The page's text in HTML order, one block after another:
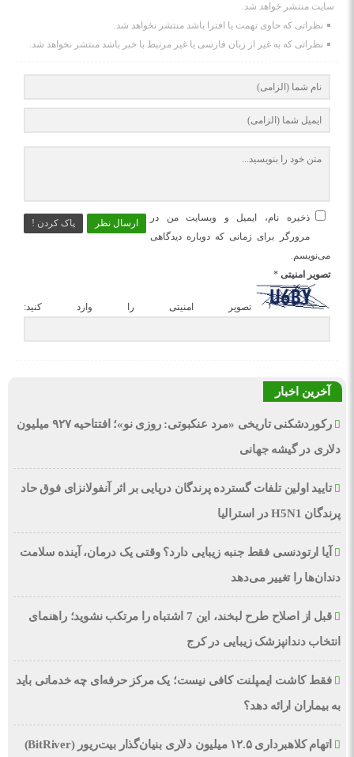
سایت منتشر خواهد شد.
نظراتی که حاوی تهمت یا افترا باشد منتشر نخواهد شد.
نظراتی که به غیر از زبان فارسی یا غیر مرتبط با خبر باشد منتشر نخواهد شد.
ارسال نظر پاک کردن !
ذخیره نام، ایمیل و وبسایت من در
مرورگر برای زمانی که دوباره دیدگاهی
می‌نویسم.
تصویر امنیتی *
تصویر امنیتی را وارد کنید:
آخرین اخبار
رکوردشکنی تاریخی «مرد عنکبوتی: روزی نو»؛ افتتاحیه ۹۲۷ میلیون
دلاری در گیشه جهانی
تایید اولین تلفات گسترده پرندگان دریایی بر اثر آنفولانزای فوق حاد
پرندگان H5N1 در استرالیا
آیا ارتودنسی فقط جنبه زیبایی دارد؟ وقتی یک درمان، آینده سلامت
دندان‌ها را تغییر می‌دهد
قبل از اصلاح طرح لبخند، این 7 اشتباه را مرتکب نشوید؛ راهنمای
انتخاب دندانپزشک زیبایی در کرج
فقط کاشت ایمپلنت کافی نیست؛ یک مرکز حرفه‌ای چه خدماتی باید
به بیماران ارائه دهد؟
اتهام کلاهبرداری ۱۲.۵ میلیون دلاری بنیان‌گذار بیت‌ریور (BitRiver)